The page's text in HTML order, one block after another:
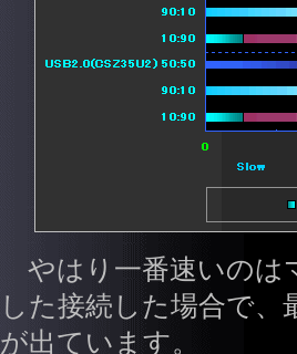
やはり一番速いのは
した接続した場合で、
が出ています。